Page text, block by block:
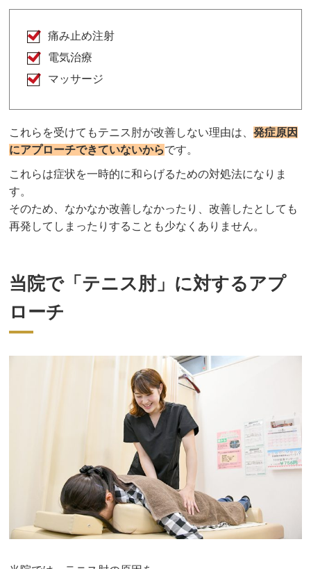
痛み止め注射
電気治療
マッサージ
これらを受けてもテニス肘が改善しない理由は、発症原因
にアプローチできていないからです。
これらは症状を一時的に和らげるための対処法になりま
す。
そのため、なかなか改善しなかったり、改善したとしても
再発してしまったりすることも少なくありません。
当院で「テニス肘」に対するアプ
ローチ